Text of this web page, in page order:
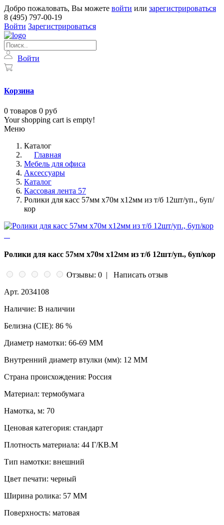
Добро пожаловать, Вы можете войти или зарегистрироваться
8 (495) 797-00-19
Войти Зарегистрироваться
Войти
Корзина
0 товаров 0 руб
Your shopping cart is empty!
Меню
Каталог
Главная
Мебель для офиса
Аксессуары
Каталог
Кассовая лента 57
Ролики для касс 57мм х70м х12мм из т/б 12шт/уп., 6уп/
кор
Ролики для касс 57мм х70м х12мм из т/б 12шт/уп., 6уп/кор
Отзывы: 0 |
Написать отзыв
Арт. 2034108
Наличие: В наличии
Белизна (CIE): 86 %
Диаметр намотки: 66-69 ММ
Внутренний диаметр втулки (мм): 12 ММ
Страна происхождения: Россия
Материал: термобумага
Намотка, м: 70
Ценовая категория: стандарт
Плотность материала: 44 Г/КВ.М
Тип намотки: внешний
Цвет печати: черный
Ширина ролика: 57 ММ
Поверхность: матовая